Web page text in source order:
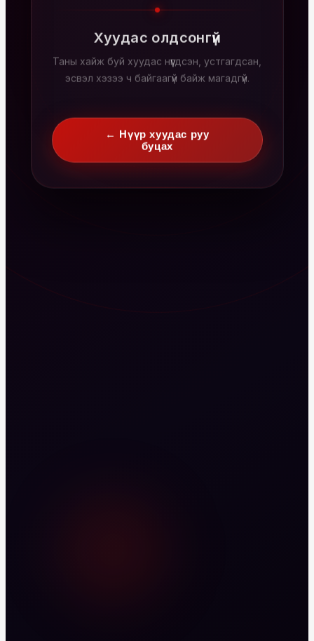
Хуудас олдсонгүй
Таны хайж буй хуудас нүүгдсэн, устгагдсан,
эсвэл хэзээ ч байгаагүй байж магадгүй.
← Нүүр хуудас руу
буцах